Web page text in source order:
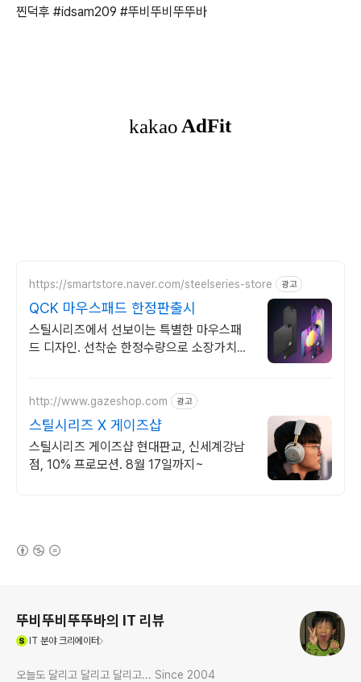
찐덕후 #idsam209 #뚜비뚜비뚜뚜바
https://smartstore.naver.com/steelseries-store 광고
QCK 마우스패드 한정판출시
스틸시리즈에서 선보이는 특별한 마우스패
드 디자인. 선착순 한정수량으로 소장가치
http://www.gazeshop.com 광고
스틸시리즈 X 게이즈샵
스틸시리즈 게이즈샵 현대판교, 신세계강남
점, 10% 프로모션. 8월 17일까지~
뚜비뚜비뚜뚜바의 IT 리뷰
IT 분야 크리에이터
오늘도 달리고 달리고 달리고... Since 2004